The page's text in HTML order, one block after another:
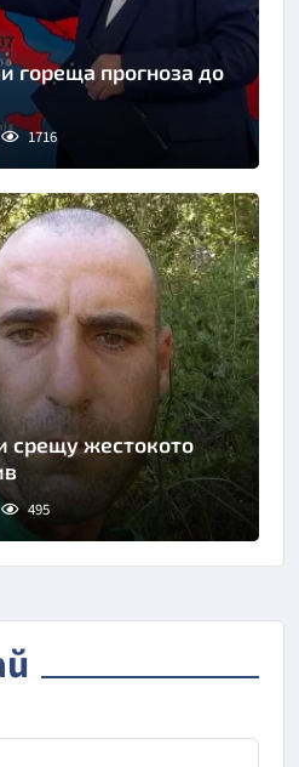
гореща прогноза до
1716
срещу жестокото
495